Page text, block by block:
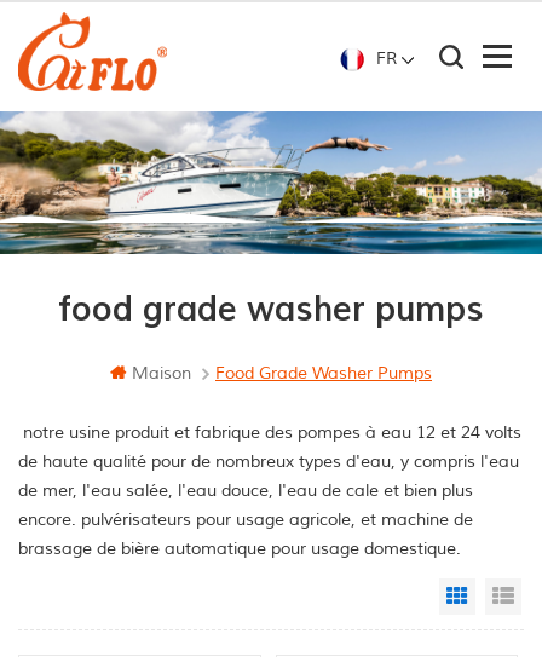
FR
food grade washer pumps
Maison Food Grade Washer Pumps
notre usine produit et fabrique des pompes à eau 12 et 24 volts
de haute qualité pour de nombreux types d'eau, y compris l'eau
de mer, l'eau salée, l'eau douce, l'eau de cale et bien plus
encore. pulvérisateurs pour usage agricole, et machine de
brassage de bière automatique pour usage domestique.
Grid